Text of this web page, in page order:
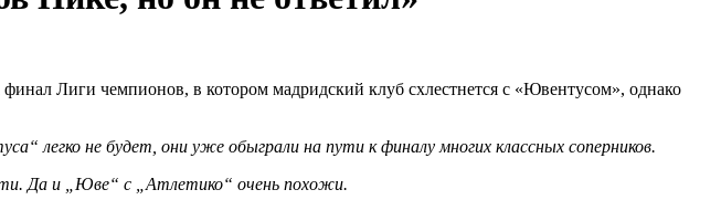
Лиги чемпионов, в котором мадридский клуб схлестнется с «Ювентусом», однако
не будет, они уже обыграли на пути к финалу многих классных соперников.
Да и „Юве“ с „Атлетико“ очень похожи.